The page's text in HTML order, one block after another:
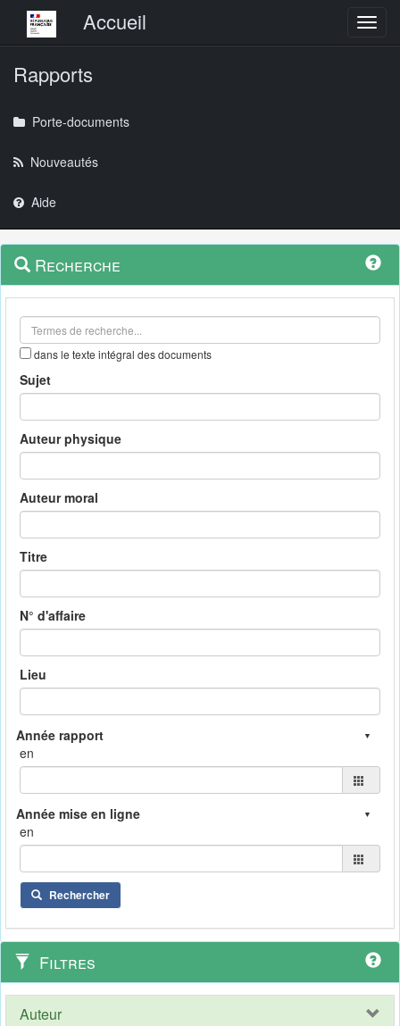
Menu principalAccueil
Rapports
Porte-documents
Nouveautés
Aide
Navigation
outils
Menu
contextuel
Recherche
dans le texte intégral des documents
Sujet
Auteur physique
Auteur moral
Titre
N° d'affaire
Lieu
en
en
Rechercher
Filtres
Auteur